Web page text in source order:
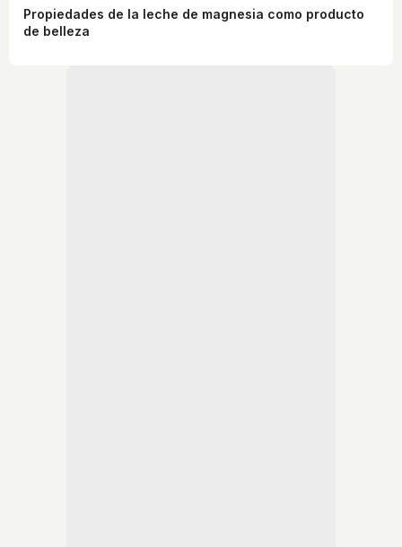
Propiedades de la leche de magnesia como producto
de belleza